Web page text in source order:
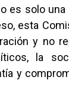
es solo
esta
y no
la
y